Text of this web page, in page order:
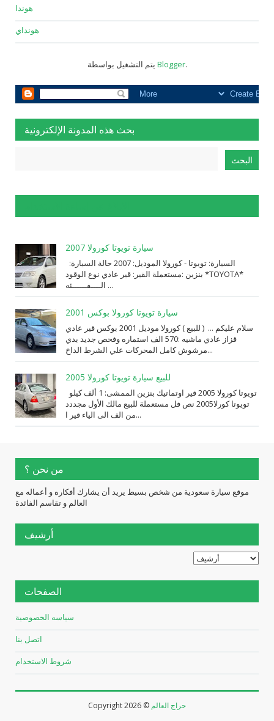
هوندا
هونداي
Blogger.
بحث هذه المدونة الإلكترونية
سيارة تويوتا كورولا 2007
⁨مستعملة⁩ القير: ⁨قير عادي⁩ نوع الوقود: ⁨بنزين⁩ *TOYOTA*
الــــفــــــئه ...
سيارة تويوتا كورولا بوكس 2001
سلام عليكم ... ( للبيع ) كورولا موديل 2001 بوكس قير عادي
قزاز عادي ماشيه :570 الف استماره وفحص جديد بدي
مرشوش كامل المحركات علي الشرط الداخ...
للبيع سيارة تويوتا كورولا 2005
تويوتا كورلا2005 نص فل مستعملة للبيع مالك الأول مجددد
من الف الى الياء قير ا...
من نحن ؟
موقع سيارة سعودية من شخص بسيط يريد أن يشارك أفكاره و أعماله مع
العالم و تقاسم الفائدة
أرشيف
الصفحات
سياسه الخصوصية
اتصل بنا
شروط الاستخدام
Copyright2026 ©حراج العالم